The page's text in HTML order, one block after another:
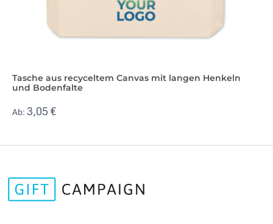
Tasche aus recyceltem Canvas mit langen Henkeln
und Bodenfalte
Ab: 3,05 €